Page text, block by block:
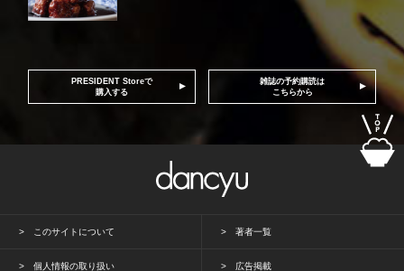
PRESIDENT Storeで
購入する
雑誌の予約購読は
こちらから
このサイトについて 著者一覧
個人情報の取り扱い 広告掲載